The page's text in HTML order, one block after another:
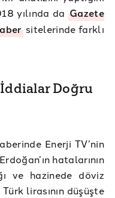
yılında daGazete
sitelerinde farklı
Doğru
Enerji TV’nin
hatalarının
ve hazinede döviz
lirasının düşüşte